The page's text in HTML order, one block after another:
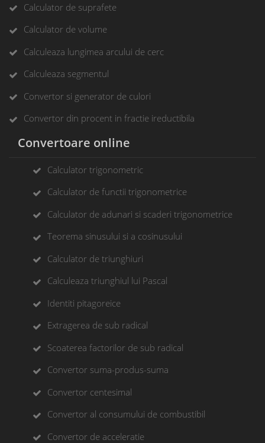
Calculator de suprafete
Calculator de volume
Calculeaza lungimea arcului de cerc
Calculeaza segmentul
Convertor si generator de culori
Convertor din procent in fractie ireductibila
Convertoare online
Calculator trigonometric
Calculator de functii trigonometrice
Calculator de adunari si scaderi trigonometrice
Teorema sinusului si a cosinusului
Calculator de triunghiuri
Calculeaza triunghiul lui Pascal
Identiti pitagoreice
Extragerea de sub radical
Scoaterea factorilor de sub radical
Convertor suma-produs-suma
Convertor centesimal
Convertor al consumului de combustibil
Convertor de acceleratie